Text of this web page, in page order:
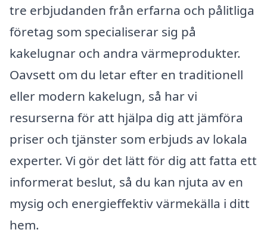
tre erbjudanden från erfarna och pålitliga
företag som specialiserar sig på
kakelugnar och andra värmeprodukter.
Oavsett om du letar efter en traditionell
eller modern kakelugn, så har vi
resurserna för att hjälpa dig att jämföra
priser och tjänster som erbjuds av lokala
experter. Vi gör det lätt för dig att fatta ett
informerat beslut, så du kan njuta av en
mysig och energieffektiv värmekälla i ditt
hem.